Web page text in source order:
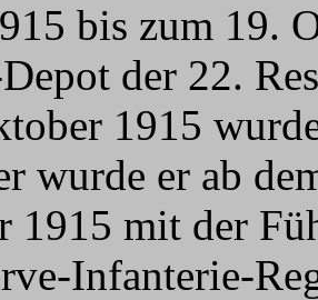
bis zum 19.
der 22.
1915
wurde er ab
1915 mit der
Infanterie-